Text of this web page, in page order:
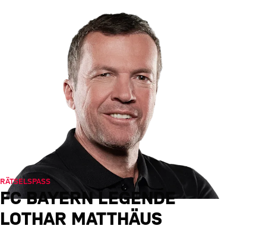
RÄTSELSPASS
FC BAYERN LEGENDE
LOTHAR MATTHÄUS